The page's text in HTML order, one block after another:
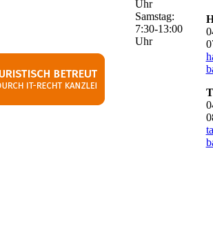
Uhr
Samstag:
7:30-13:00
Uhr